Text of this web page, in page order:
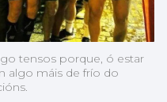
tensos porque, ó estar
algo máis de frío do